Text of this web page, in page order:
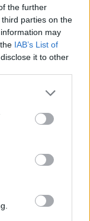
the further
parties on the
may
IAB’s List of
it to other